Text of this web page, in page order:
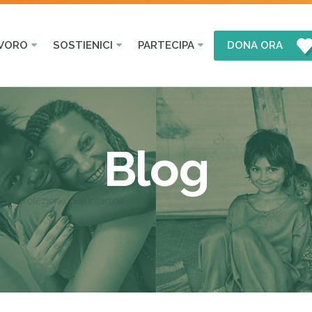
SOSTIENICI PARTECIPA DONA ORA
Blog
protezione dell’infanzia